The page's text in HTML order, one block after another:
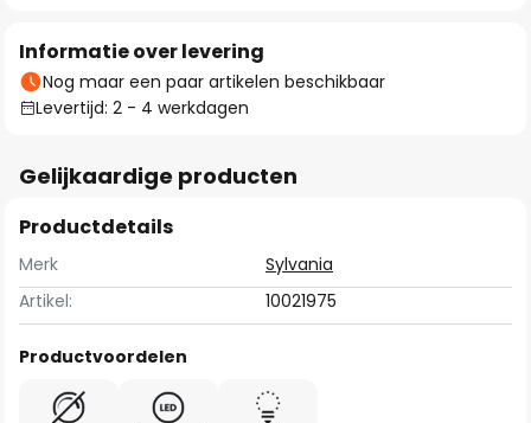
Informatie over levering
Nog maar een paar artikelen beschikbaar
Levertijd: 2 - 4 werkdagen
Gelijkaardige producten
Productdetails
Merk
Sylvania
Artikel:
10021975
Productvoordelen